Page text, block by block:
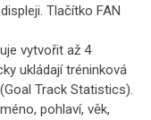
Tlačítko FAN
vytvořit až 4
ukládají tréninková
Track Statistics).
pohlaví, věk,